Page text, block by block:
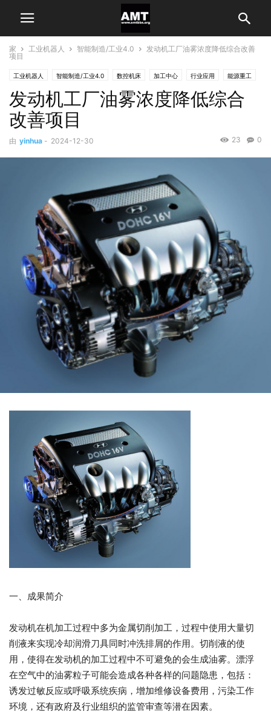
家 工业机器人 智能制造/工业4.0
发动机工厂油雾浓度降低综合改善
项目
工业机器人 智能制造/工业4.0 数控机床 加工中心 行业应用 能源重工
通用机械制造
发动机工厂油雾浓度降低综合
改善项目
由 yinhua - 2024-12-30 0
23
一、成果简介
发动机在机加工过程中多为金属切削加工，过程中使用大量切
削液来实现冷却润滑刀具同时冲洗排屑的作用。切削液的使
用，使得在发动机的加工过程中不可避免的会生成油雾。漂浮
在空气中的油雾粒子可能会造成各种各样的问题隐患，包括：
诱发过敏反应或呼吸系统疾病，增加维修设备费用，污染工作
环境，还有政府及行业组织的监管审查等潜在因素。